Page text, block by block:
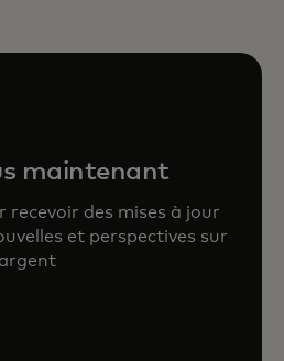
maintenant
recevoir des mises à jour
et perspectives sur